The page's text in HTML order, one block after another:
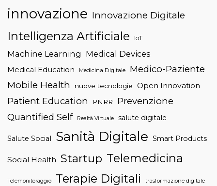
innovazione Innovazione Digitale
Intelligenza Artificiale IoT
Machine Learning Medical Devices
Medical Education Medicina Digitale
Medico-Paziente
Mobile Health
nuove tecnologie Open Innovation
Patient Education PNRR
Prevenzione
Quantified Self
Realtà Virtuale salute digitale
Salute Social Sanità Digitale Smart Products
Social Health Startup Telemedicina
Telemonitoraggio Terapie Digitali trasformazione digitale